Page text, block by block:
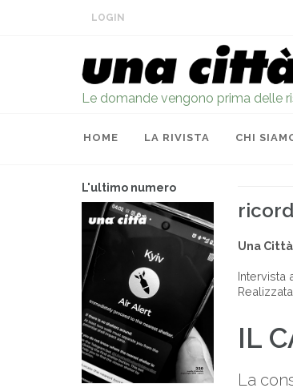
LOGIN
Le domande vengono prima delle
HOME LA RIVISTA CHI
L'ultimo numero
Una Città
Intervista
IL
La